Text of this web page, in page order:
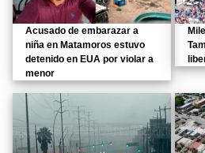
Acusado de embarazar a
niña en Matamoros estuvo
detenido en EUA por violar a
menor